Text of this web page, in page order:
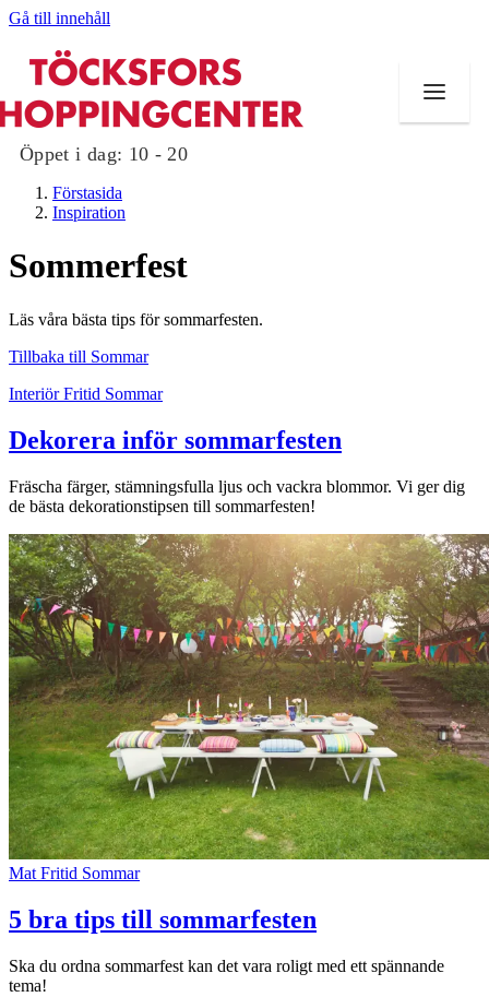
Gå till innehåll
Öppet i dag: 10 - 20
Mat och dryck
Evenemang
Erbjudanden
Inspiration
Sök
Öppettider
Praktisk information
Lediga jobb
Magasin
Presentkort
Förstasida
Inspiration
Sommerfest
Läs våra bästa tips för sommarfesten.
Tillbaka till Sommar
Interiör Fritid Sommar
Dekorera inför sommarfesten
Fräscha färger, stämningsfulla ljus och vackra blommor. Vi ger dig
de bästa dekorationstipsen till sommarfesten!
Mat Fritid Sommar
5 bra tips till sommarfesten
Ska du ordna sommarfest kan det vara roligt med ett spännande
tema!